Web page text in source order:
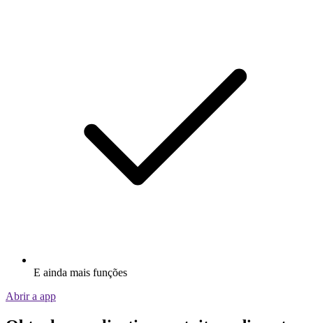
E ainda mais funções
Abrir a app